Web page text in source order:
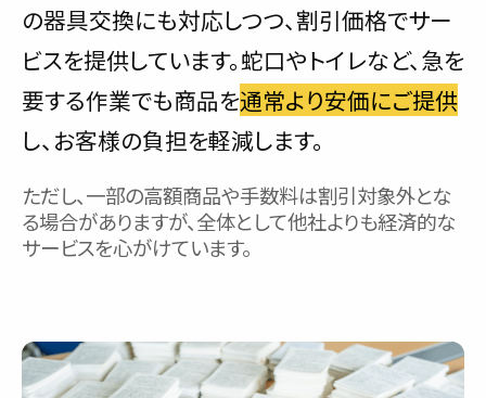
の器具交換にも対応しつつ、割引価格でサー
ビスを提供しています。蛇口やトイレなど、急を
要する作業でも商品を通常より安価にご提供
し、お客様の負担を軽減します。
ただし、一部の高額商品や手数料は割引対象外とな
る場合がありますが、全体として他社よりも経済的な
サービスを心がけています。